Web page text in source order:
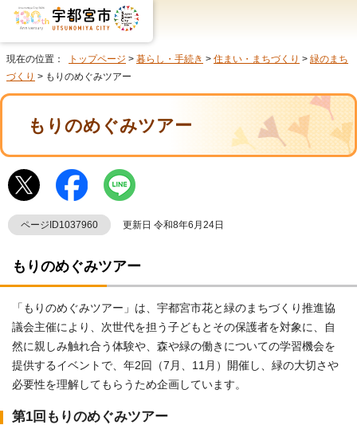
現在の位置： トップページ > 暮らし・手続き > 住まい・まちづくり > 緑のまち
づくり > もりのめぐみツアー
もりのめぐみツアー
ページID1037960 更新日 令和8年6月24日
もりのめぐみツアー
「もりのめぐみツアー」は、宇都宮市花と緑のまちづくり推進協
議会主催により、次世代を担う子どもとその保護者を対象に、自
然に親しみ触れ合う体験や、森や緑の働きについての学習機会を
提供するイベントで、年2回（7月、11月）開催し、緑の大切さや
必要性を理解してもらうため企画しています。
第1回もりのめぐみツアー